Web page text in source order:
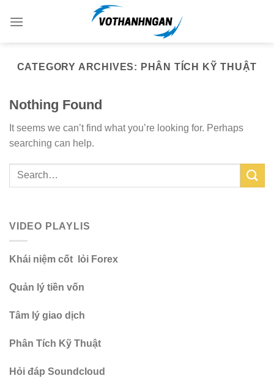
CATEGORY ARCHIVES: PHÂN TÍCH KỸ THUẬT
Nothing Found
It seems we can’t find what you’re looking for. Perhaps
searching can help.
VIDEO PLAYLIS
Khái niệm cốt lỏi Forex
Quản lý tiền vốn
Tâm lý giao dịch
Phân Tích Kỹ Thuật
Hỏi đáp Soundcloud